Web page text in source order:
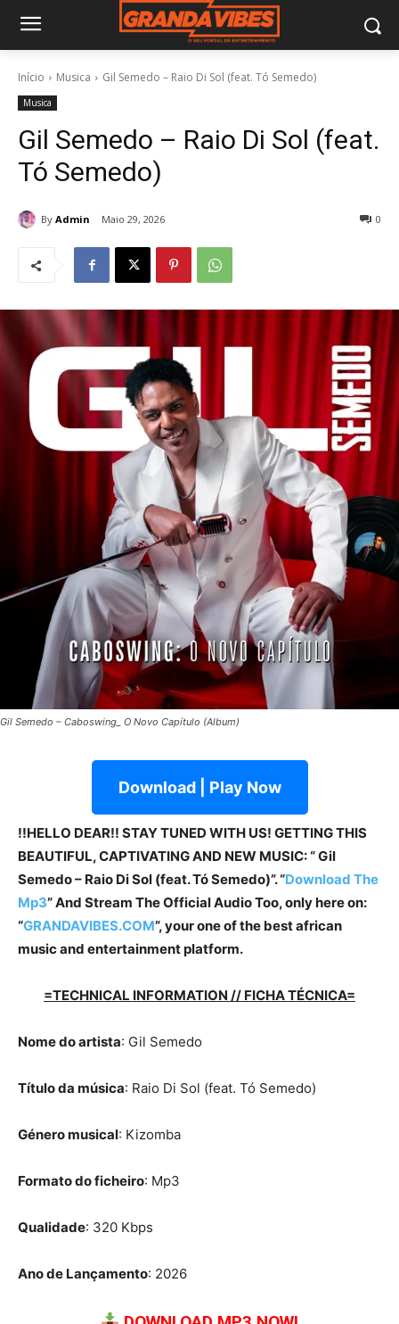
Início Musica Gil Semedo – Raio Di Sol (feat. Tó Semedo)
Musica
Gil Semedo – Raio Di Sol (feat.
Tó Semedo)
By Admin Maio 29, 2026 0
Gil Semedo – Caboswing_ O Novo Capítulo (Album)
Download | Play Now
!!HELLO DEAR!! STAY TUNED WITH US! GETTING THIS
BEAUTIFUL, CAPTIVATING AND NEW MUSIC: “ Gil
Semedo – Raio Di Sol (feat. Tó Semedo)”. “Download The
Mp3”And Stream The Official Audio Too, only here on:
“GRANDAVIBES.COM”, your one of the best african
music and entertainment platform.
=TECHNICAL INFORMATION // FICHA TÉCNICA=
Nome do artista: Gil Semedo
Título da música: Raio Di Sol (feat. Tó Semedo)
Género musical: Kizomba
Formato do ficheiro: Mp3
Qualidade: 320 Kbps
Ano de Lançamento: 2026